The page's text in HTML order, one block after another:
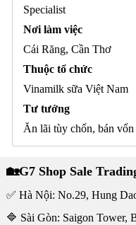
Specialist
Nơi làm việc
Cái Răng, Cần Thơ
Thuộc tổ chức
Vinamilk sữa Việt Nam
Tư tưởng
Ăn lãi tùy chốn, bán
🏡G7 Shop Sale
✅ Hà Nội: No.29, Hung
🔷 Sài Gòn: Saigon Tower,